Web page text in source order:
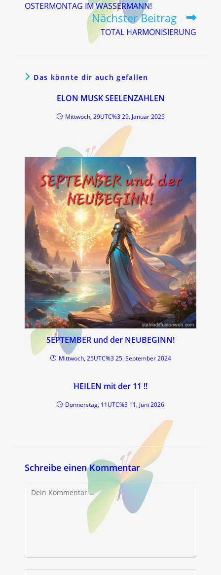
ansehen
OSTERMONTAG IM WASSERMANN!
Nächster Beitrag
TOTAL HARMONISIERUNG
Das könnte dir auch gefallen
ELON MUSK SEELENZAHLEN
Mittwoch, 29UTC%3 29. Januar 2025
SEPTEMBER und der NEUBEGINN!
Mittwoch, 25UTC%3 25. September 2024
HEILEN mit der 11 !!
Donnerstag, 11UTC%3 11. Juni 2026
Schreibe einen Kommentar
Kommentar